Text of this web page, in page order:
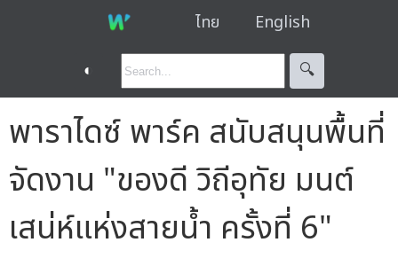
ไทย English
◐ 🔍︎
พาราไดซ์ พาร์ค สนับสนุนพื้นที่
จัดงาน "ของดี วิถีอุทัย มนต์
เสน่ห์แห่งสายน้ำ ครั้งที่ 6"